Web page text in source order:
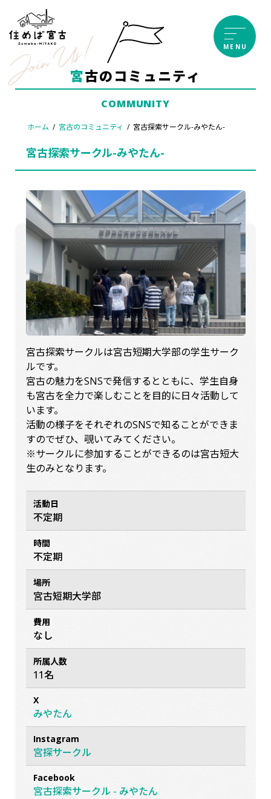
へ
ョ
宮古のコミュニティ
COMMUNITY
ホーム 宮古のコミュニティ 宮古探索サークル-みやたん-
宮古探索サークル-みやたん-
宮古探索サークルは宮古短期大学部の学生サーク
ルです。
宮古の魅力をSNSで発信するとともに、学生自身
も宮古を全力で楽しむことを目的に日々活動して
います。
活動の様子をそれぞれのSNSで知ることができま
すのでぜひ、覗いてみてください。
※サークルに参加することができるのは宮古短大
生のみとなります。
活動日
不定期
時間
不定期
場所
宮古短期大学部
費用
なし
所属人数
11名
X
みやたん
Instagram
宮探サークル
Facebook
宮古探索サークル - みやたん
MENU